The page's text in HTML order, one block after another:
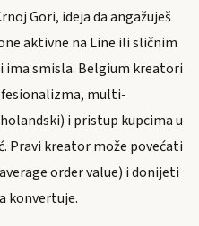
Gori, ideja da angažuješ
aktivne na Line ili sličnim
smisla. Belgium kreatori
multi-
i pristup kupcima u
Pravi kreator može povećati
order value) i donijeti
konvertuje.